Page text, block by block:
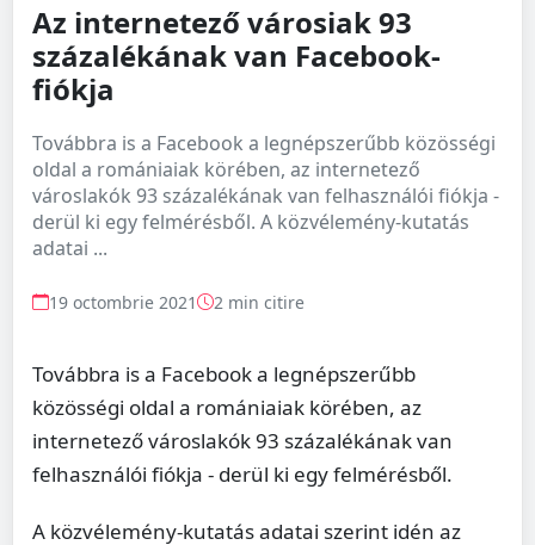
Az internetező városiak 93
százalékának van Facebook-
fiókja
Továbbra is a Facebook a legnépszerűbb közösségi
oldal a romániaiak körében, az internetező
városlakók 93 százalékának van felhasználói fiókja -
derül ki egy felmérésből. A közvélemény-kutatás
adatai ...
19 octombrie 2021 2 min citire
Továbbra is a Facebook a legnépszerűbb
közösségi oldal a romániaiak körében, az
internetező városlakók 93 százalékának van
felhasználói fiókja - derül ki egy felmérésből.
A közvélemény-kutatás adatai szerint idén az